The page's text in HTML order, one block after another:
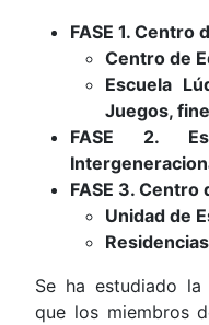
FASE 1. Centro
Centro de
Escuela
Juegos,
FASE 2.
FASE 3. Centro
Unidad de
Se ha estudiado la
que los miembros